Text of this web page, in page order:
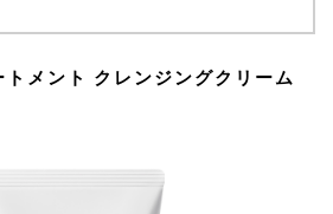
メント クレンジングクリーム